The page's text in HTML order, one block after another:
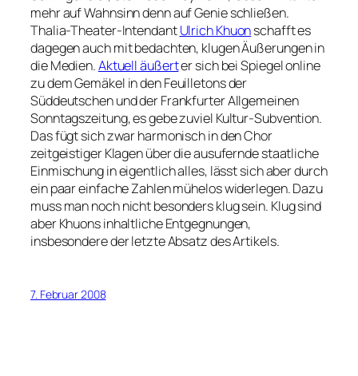
mehr auf Wahnsinn denn auf Genie schließen.
Thalia-Theater-IntendantUlrich Khuonschafft es
dagegen auch mit bedachten, klugen Äußerungen in
die Medien.Aktuell äußerter sich bei Spiegel online
zu dem Gemäkel in den Feuilletons der
Süddeutschen und der Frankfurter Allgemeinen
Sonntagszeitung, es gebe zuviel Kultur-Subvention.
Das fügt sich zwar harmonisch in den Chor
zeitgeistiger Klagen über die ausufernde staatliche
Einmischung in eigentlich alles, lässt sich aber durch
ein paar einfache Zahlen mühelos widerlegen. Dazu
muss man noch nicht besonders klug sein. Klug sind
aber Khuons inhaltliche Entgegnungen,
insbesondere der letzte Absatz des Artikels.
7. Februar 2008